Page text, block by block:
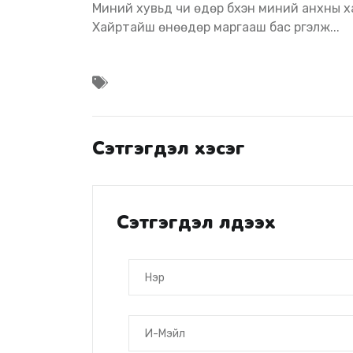
Миний хувьд чи өдөр бүхэн миний анхны
Хайртайшүү өнөөдөр маргааш бас үргэлж...
Сэтгэгдэл хэсэг
Сэтгэгдэл үлдээх